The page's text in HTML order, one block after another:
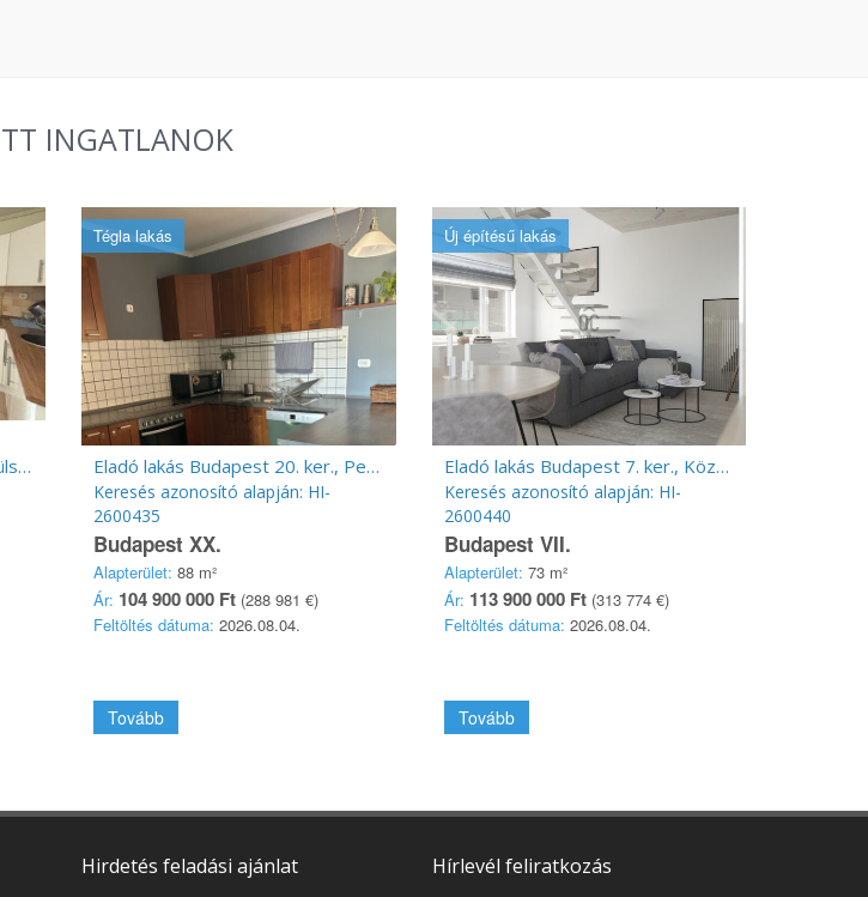
INGATLANOK
Eladó lakás Budapest 6. ker., Külső VI.
Tégla lakás
Eladó lakás Budapest 20. ker., Pesterzsébet
Keresés azonosító alapján: HI-
2600435
Budapest XX.
Alapterület: 88 m²
Ár: 104 900 000 Ft (288 981 €)
Feltöltés dátuma: 2026.08.04.
Tovább
Új építésű lakás
Eladó lakás Budapest 7. ker., Középső Erzsébetváros
Keresés azonosító alapján: HI-
2600440
Budapest VII.
Alapterület: 73 m²
Ár: 113 900 000 Ft(313 774 €)
Feltöltés dátuma: 2026.08.04.
Tovább
Hirdetés feladási ajánlat Hírlevél feliratkozás